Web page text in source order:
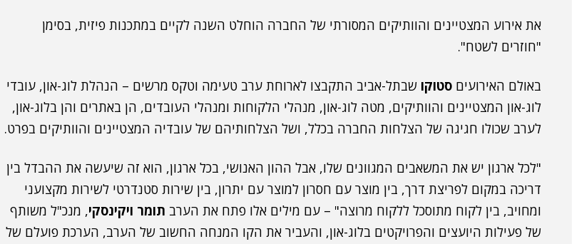
את אירוע המצטיינים והוותיקים המסורתי של החברה הוחלט השנה לקיים במתכנות פיזית, בסימן
"חוזרים לשטח".
באולם האירועים סטוקו שבתל-אביב התקבצו לארוחת ערב טעימה וטקס מרשים – הנהלת לוג-און, עובדי
לוג-און המצטיינים והוותיקים, מטה לוג-און, מנהלי הלקוחות ומנהלי העובדים, הן באתרים והן בלוג-און,
לערב שכולו חגיגה של הצלחות החברה בכלל, ושל הצלחותיהם של עובדיה המצטיינים והוותיקים בפרט.
"לכל ארגון יש את המשאבים המגוונים שלו, אבל ההון האנושי, בכל ארגון, הוא זה שיעשה את ההבדל בין
דריכה במקום לפריצת דרך, בין מוצר עם חסרון למוצר עם יתרון, בין שירות סטנדרטי לשירות מקצועני
ומחויב, בין לקוח מתוסכל ללקוח מרוצה" – עם מילים אלו פתח את הערב תומר ויקינסקי, מנכ"ל משותף
של פעילות היועצים והפרויקטים בלוג-און, והעביר את הקו המנחה החשוב של הערב, הערכת פועלם של